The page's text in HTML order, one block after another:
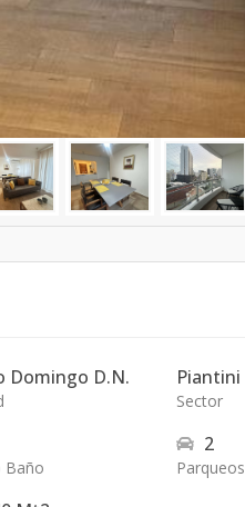
Domingo D.N. Piantini
Sector
Baño
2
Parqueos